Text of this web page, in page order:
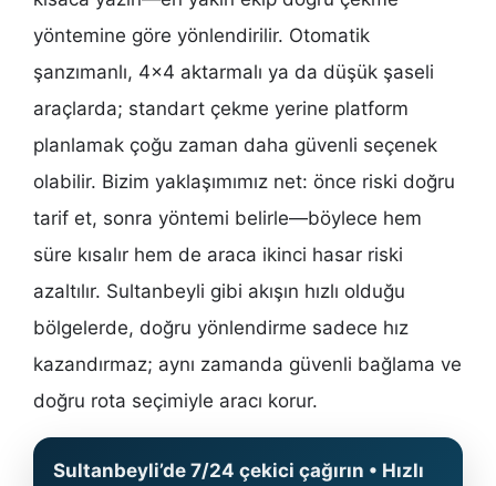
yöntemine göre yönlendirilir. Otomatik
şanzımanlı, 4×4 aktarmalı ya da düşük şaseli
araçlarda; standart çekme yerine platform
planlamak çoğu zaman daha güvenli seçenek
olabilir. Bizim yaklaşımımız net: önce riski doğru
tarif et, sonra yöntemi belirle—böylece hem
süre kısalır hem de araca ikinci hasar riski
azaltılır. Sultanbeyli gibi akışın hızlı olduğu
bölgelerde, doğru yönlendirme sadece hız
kazandırmaz; aynı zamanda güvenli bağlama ve
doğru rota seçimiyle aracı korur.
Sultanbeyli’de 7/24 çekici çağırın • Hızlı